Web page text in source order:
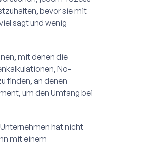
bevor sie mit
sagt und wenig
mit denen die
No-
finden, an denen
um den Umfang bei
hat nicht
mit einem